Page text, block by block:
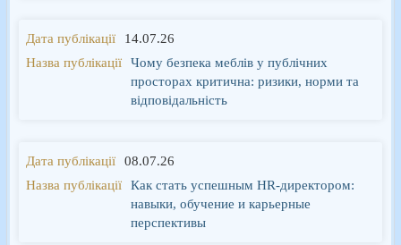
14.07.26
Чому безпека меблів у публічних
просторах критична: ризики, норми та
відповідальність
08.07.26
Как стать успешным HR-директором:
навыки, обучение и карьерные
перспективы